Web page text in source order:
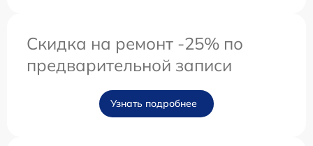
Скидка на ремонт -25% по
предварительной записи
Узнать подробнее